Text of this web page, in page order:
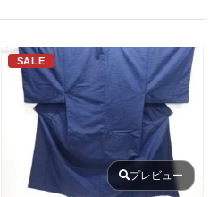
SALE
プレビュー